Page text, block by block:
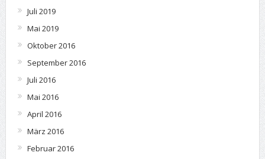
Juli 2019
Mai 2019
Oktober 2016
September 2016
Juli 2016
Mai 2016
April 2016
März 2016
Februar 2016